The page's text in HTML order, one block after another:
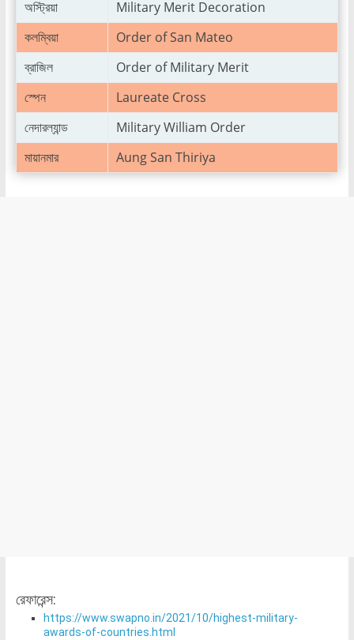
অস্ট্রিয়া
Military Merit Decoration
কলম্বিয়া
Order of San Mateo
ব্রাজিল
Order of Military Merit
স্পেন
Laureate Cross
নেদারল্যান্ড
Military William Order
মায়ানমার
Aung San Thiriya
রেফারেন্স:
https://www.swapno.in/2021/10/highest-military-
awards-of-countries.html